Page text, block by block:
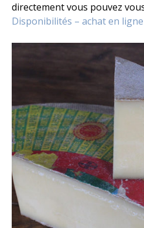
directement vous pouvez
Disponibilités – achat en ligne